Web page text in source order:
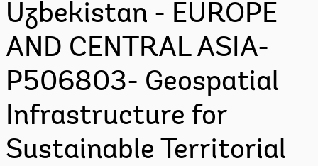
Uzbekistan - EUROPE
AND CENTRAL ASIA-
P506803- Geospatial
Infrastructure for
Sustainable Territorial